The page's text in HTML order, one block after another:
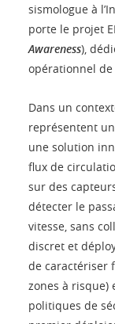
sismologue à
porte le projet
Awareness),
opérationnel
Dans un
représentent
une solution
flux de
sur des
détecter le
vitesse, sans
discret et
de caractériser
zones à risque)
politiques de